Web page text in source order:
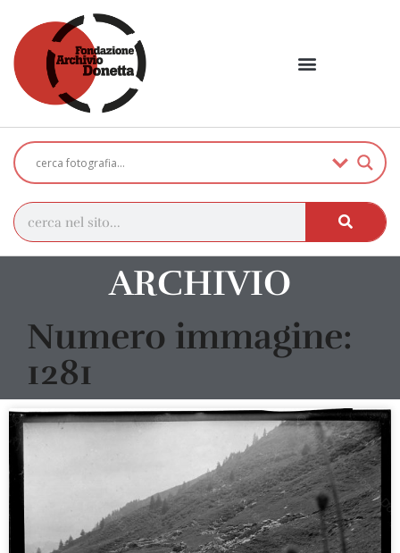
ARCHIVIO
Numero immagine:
1281